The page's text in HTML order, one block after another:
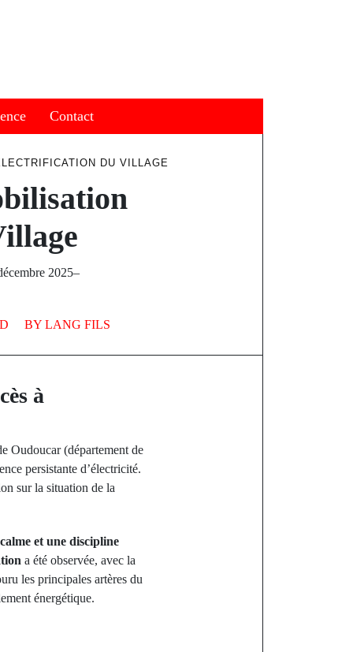
Contact
DU VILLAGE
2025–
BY LANG FILS
à
Oudoucar (département de
persistante d’électricité.
sur la situation de la
calme et une discipline
a été observée, avec la
les principales artères du
énergétique.